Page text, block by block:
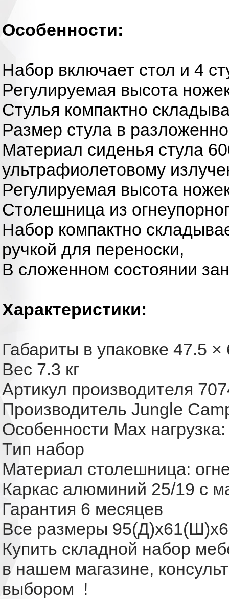
Особенности:
Набор включает стол и 4
Регулируемая высота
Стулья компактно
Размер стула в
Материал сиденья стула
ультрафиолетовому
Регулируемая высота
Столешница из
Набор компактно
ручкой для переноски,
В сложенном состоянии
Характеристики:
Габариты в упаковке 47.5 ×
Вес 7.3 кг
Артикул производителя
Производитель Jungle
Особенности Max
Тип набор
Материал столешница:
Каркас алюминий 25/19 с
Гарантия 6 месяцев
Все размеры
Купить складной набор
в нашем магазине,
выбором !